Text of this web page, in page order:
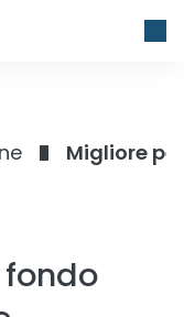
Migliore